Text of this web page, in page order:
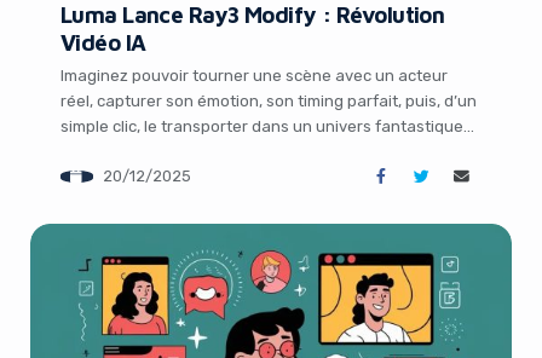
Luma Lance Ray3 Modify : Révolution
Vidéo IA
Imaginez pouvoir tourner une scène avec un acteur
réel, capturer son émotion, son timing parfait, puis, d’un
simple clic, le transporter dans un univers fantastique
exactement ce que permet aujourd’hui la nouvelle
monde de la production vidéo par intelligence […]
20/12/2025